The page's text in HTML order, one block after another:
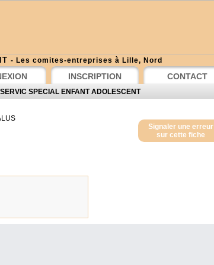
- Les comites-entreprises à Lille, Nord
INSCRIPTION CONTACT
SPECIAL ENFANT ADOLESCENT
Signaler une erreur
sur cette fiche